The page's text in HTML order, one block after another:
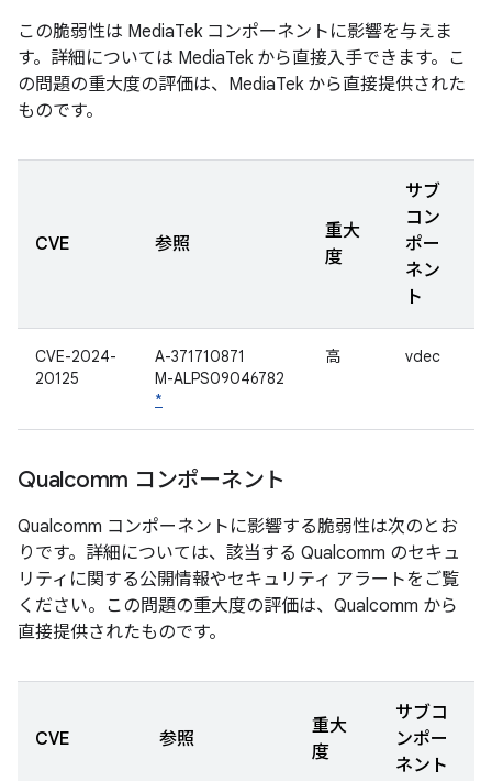
この脆弱性は MediaTek コンポーネントに影響を与えま
す。詳細については MediaTek から直接入手できます。こ
の問題の重大度の評価は、MediaTek から直接提供された
ものです。
CVE 参照
重大
度
サブ
コン
ポー
ネン
ト
CVE-2024-
20125
A-371710871
M-ALPS09046782
*
高 vdec
Qualcomm コンポーネント
Qualcomm コンポーネントに影響する脆弱性は次のとお
りです。詳細については、該当する Qualcomm のセキュ
リティに関する公開情報やセキュリティ アラートをご覧
ください。この問題の重大度の評価は、Qualcomm から
直接提供されたものです。
CVE 参照
重大
度
サブコ
ンポー
ネント